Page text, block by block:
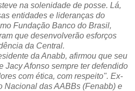
na solenidade de posse. Lá,
entidades e lideranças do
Fundação Banco do Brasil,
que desenvolverão esforços
da Central.
da Anabb, afirmou que seu
Jacy Afonso sempre ter defendido
com ética, com respeito". Ex-
Nacional das AABBs (Fenabb) e